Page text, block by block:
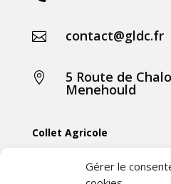
Gérer le
 contact@gldc.fr
 5 Route de
Menehould
Collet Agricole